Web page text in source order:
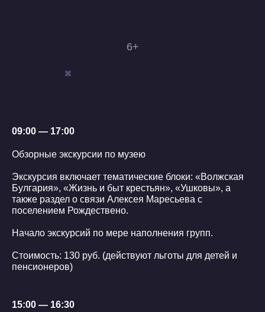
6+
09:00 — 17:00
Обзорные экскурсии по музею
Экскурсия включает тематические блоки: «Волжская
Булгария», «Жизнь и быт крестьян», «Ушковы», а
также раздел о связи Алексея Маресьева с
поселением Рождествено.
Начало экскурсий по мере наполнения групп.
Стоимость: 130 руб. (действуют льготы для детей и
пенсионеров)
15:00 — 16:30